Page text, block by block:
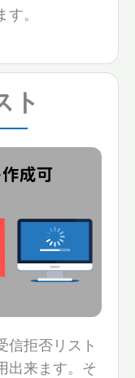
。
ト
信拒否リスト
出来ます。そ